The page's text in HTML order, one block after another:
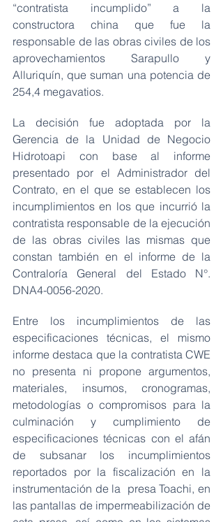
“contratista incumplido” a la
constructora china que fue la
responsable de las obras civiles de los
aprovechamientos Sarapullo y
Alluriquín, que suman una potencia de
254,4 megavatios.
La decisión fue adoptada por la
Gerencia de la Unidad de Negocio
Hidrotoapi con base al informe
presentado por el Administrador del
Contrato, en el que se establecen los
incumplimientos en los que incurrió la
contratista responsable de la ejecución
de las obras civiles las mismas que
constan también en el informe de la
Contraloría General del Estado N°.
DNA4-0056-2020.
Entre los incumplimientos de las
especificaciones técnicas, el mismo
informe destaca que la contratista CWE
no presenta ni propone argumentos,
materiales, insumos, cronogramas,
metodologías o compromisos para la
culminación y cumplimiento de
especificaciones técnicas con el afán
de subsanar los incumplimientos
reportados por la fiscalización en la
instrumentación de la  presa Toachi, en
las pantallas de impermeabilización de